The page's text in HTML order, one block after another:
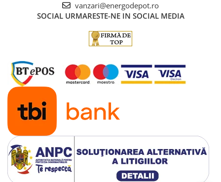
vanzari@energodepot.ro
SOCIAL URMARESTE-NE IN SOCIAL MEDIA